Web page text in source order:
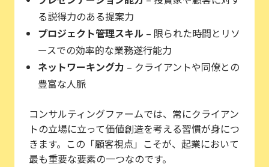
る説得力のある提案力
プロジェクト管理スキル – 限られた時間とリソ
ースでの効率的な業務遂行能力
ネットワーキング力 – クライアントや同僚との
豊富な人脈
コンサルティングファームでは、常にクライアン
トの立場に立って価値創造を考える習慣が身につ
きます。この「顧客視点」こそが、起業において
最も重要な要素の一つなのです。